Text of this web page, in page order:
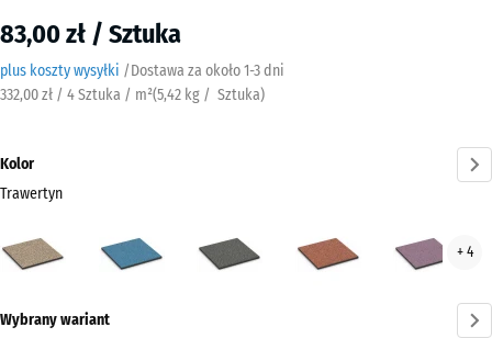
83,00 zł / Sztuka
plus koszty wysyłki /Dostawa za około​ ​ ​​​1-3 dni
332,00 zł / 4 Sztuka / m²(5,42 kg / Sztuka)
Kolor
Trawertyn
(active)
granit
+ 4
informacji
Wybrany wariant